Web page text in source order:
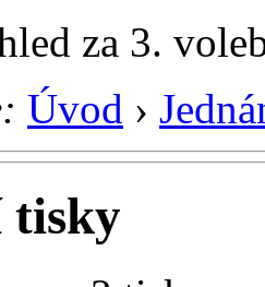
za 3.
Úvod ›
tisky